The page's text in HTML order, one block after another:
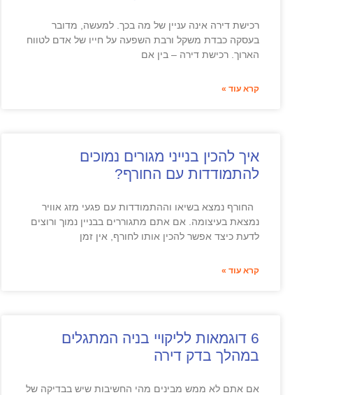
רכישת דירה אינה עניין של מה בכך. למעשה, מדובר
בעסקה כבדת משקל ורבת השפעה על חייו של אדם לטווח
הארוך. רכישת דירה – בין אם
קרא עוד »
איך להכין בנייני מגורים נמוכים
להתמודדות עם החורף?
החורף נמצא בשיאו וההתמודדות עם פגעי מזג אוויר
נמצאת בעיצומה. אם אתם מתגוררים בבניין נמוך ורוצים
לדעת כיצד אפשר להכין אותו לחורף, אין זמן
קרא עוד »
6 דוגמאות לליקויי בניה המתגלים
במהלך בדק דירה
אם אתם לא ממש מבינים מהי החשיבות שיש בבדיקה של